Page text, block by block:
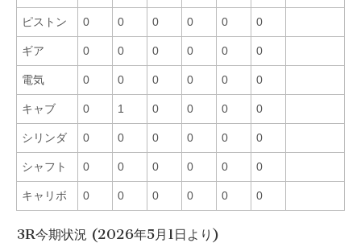
ピストン 0 0 0 0 0 0
ギア 0 0 0 0 0 0
電気 0 0 0 0 0 0
キャブ 0 1 0 0 0 0
シリンダ 0 0 0 0 0 0
シャフト 0 0 0 0 0 0
キャリボ 0 0 0 0 0 0
3R今期状況 (2026年5月1日より)